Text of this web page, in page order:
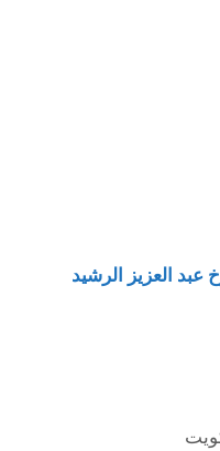
عبد العزيز الرشيد